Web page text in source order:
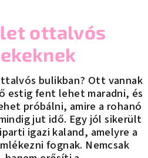
ottalvós
bulikban? Ott vannak
estig fent lehet maradni, és
próbálni, amire a rohanó
jut idő. Egy jól sikerült
igazi kaland, amelyre a
fognak. Nemcsak